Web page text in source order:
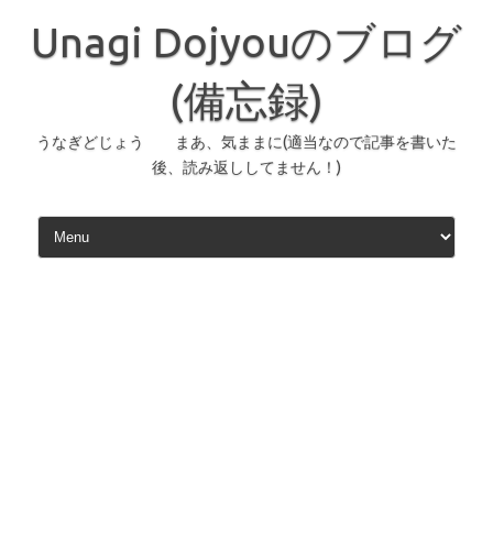
ン
プ
Unagi Dojyouのブログ
(備忘録)
うなぎどじょう まあ、気ままに(適当なので記事を書いた
後、読み返ししてません！)